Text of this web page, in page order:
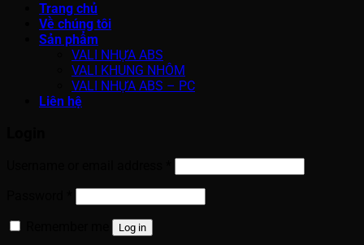
Trang chủ
Về chúng tôi
Sản phẩm
VALI NHỰA ABS
VALI KHUNG NHÔM
VALI NHỰA ABS – PC
Liên hệ
Log in